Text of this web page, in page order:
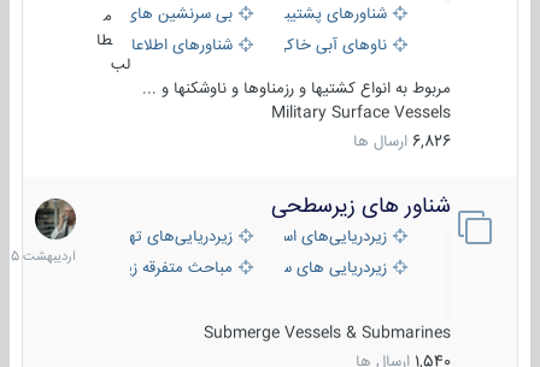
شناورهای پشتیبانی
بی سرنشین های دریایی
ناوهای آبی خاکی و نیروبرشناورهای اطلاعاتی و جاسوسی
طا
لب
مربوط به انواع کشتیها و رزمناوها و ناوشکنها و ...
Military Surface Vessels
6,826 ارسال ها
شناور های زیرسطحی
زیردریایی‌های استراتژیکزیردریایی‌های تهاجمی
زیردریایی های سبک
مباحث متفرقه زیرسطحی
Submerge Vessels & Submarines
1,540 ارسال ها
31
1405